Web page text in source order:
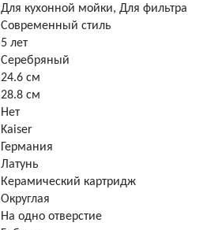
Для кухонной мойки, Для фильтра
Современный стиль
5 лет
Серебряный
24.6 см
28.8 см
Нет
Kaiser
Германия
Латунь
Керамический картридж
Округлая
На одно отверстие